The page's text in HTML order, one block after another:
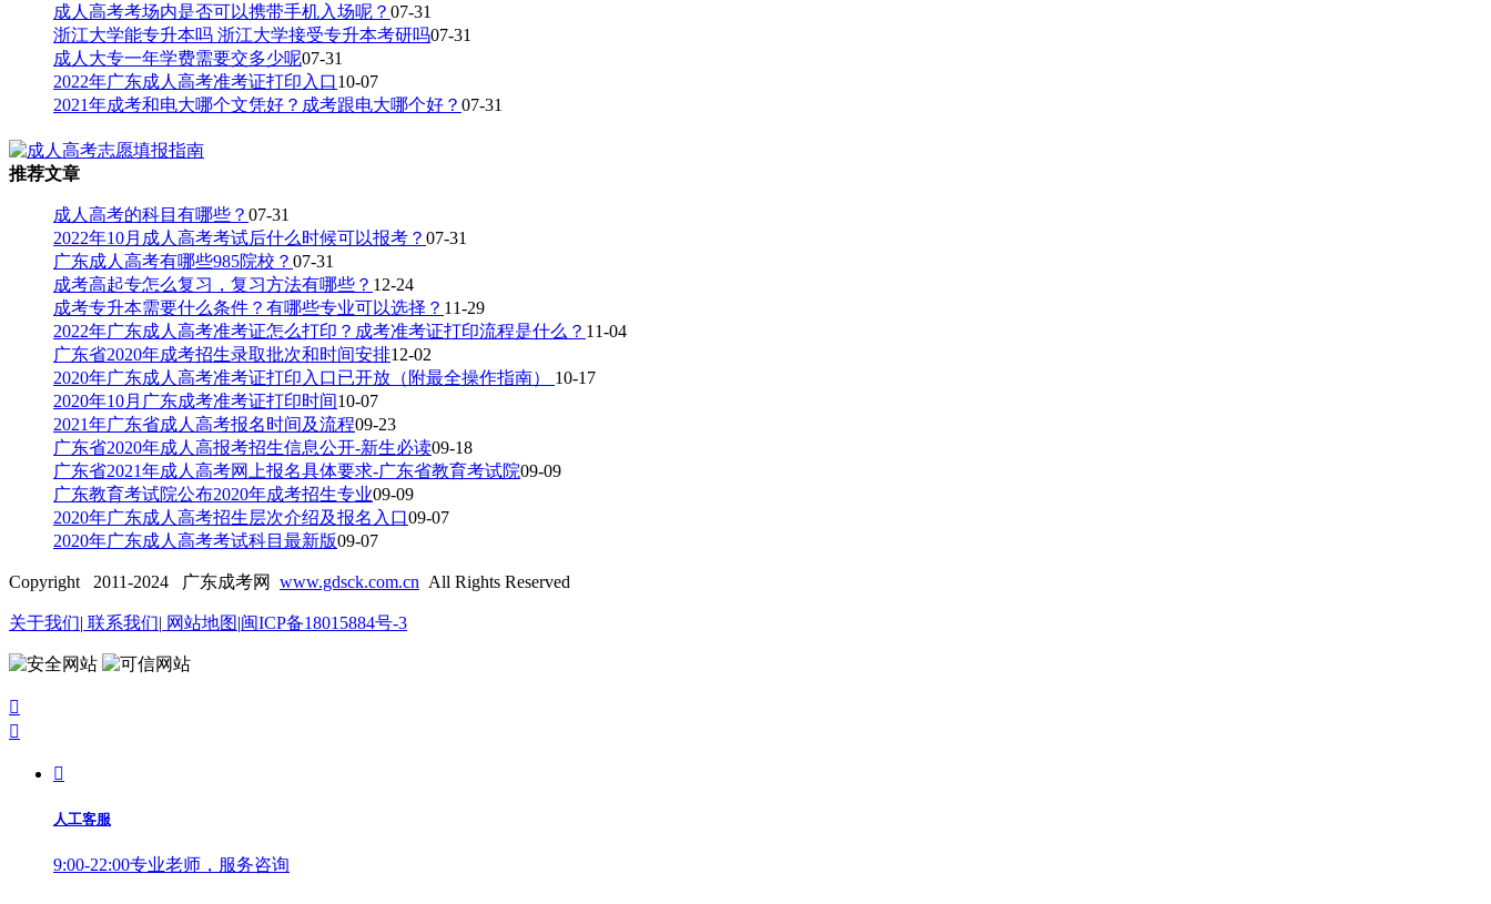
成人高考考场内是否可以携带手机入场呢？ 07-31
浙江大学能专升本吗 浙江大学接受专升本考研吗07-31
成人大专一年学费需要交多少呢07-31
2022年广东成人高考准考证打印入口10-07
2021年成考和电大哪个文凭好？成考跟电大哪个好？ 07-31
推荐文章
成人高考的科目有哪些？ 07-31
2022年10月成人高考考试后什么时候可以报考？ 07-31
广东成人高考有哪些985院校？ 07-31
成考高起专怎么复习，复习方法有哪些？ 12-24
成考专升本需要什么条件？有哪些专业可以选择？ 11-29
2022年广东成人高考准考证怎么打印？成考准考证打印流程是什么？ 11-04
广东省2020年成考招生录取批次和时间安排12-02
2020年广东成人高考准考证打印入口已开放（附最全操作指南） 10-17
2020年10月广东成考准考证打印时间10-07
2021年广东省成人高考报名时间及流程09-23
广东省2020年成人高报考招生信息公开-新生必读09-18
广东省2021年成人高考网上报名具体要求-广东省教育考试院09-09
广东教育考试院公布2020年成考招生专业09-09
2020年广东成人高考招生层次介绍及报名入口09-07
2020年广东成人高考考试科目最新版09-07
Copyright 2011-2024 广东成考网 www.gdsck.com.cn All Rights Reserved
关于我们| 联系我们| 网站地图|闽ICP备18015884号-3



人工客服
9:00-22:00专业老师，服务咨询